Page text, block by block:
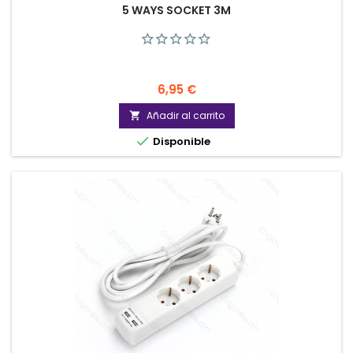
5 WAYS SOCKET 3M
Precio
6,95 €
 Añadir al carrito
 Disponible